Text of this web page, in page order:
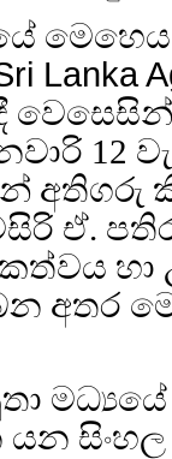
Lanka
12
අතිගරු
ඒ.
අතර
සිංහල